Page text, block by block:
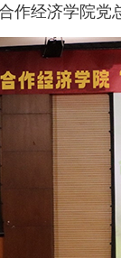
作经济学院党